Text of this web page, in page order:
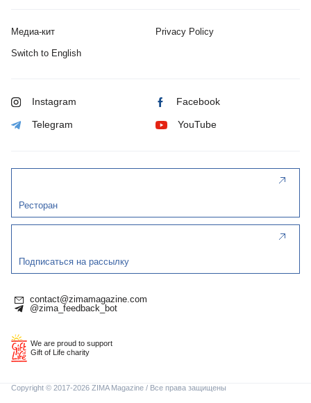
Медиа-кит Privacy Policy
Switch to English
Instagram Facebook
Telegram YouTube
Ресторан
Подписаться на рассылку
contact@zimamagazine.com
@zima_feedback_bot
We are proud to support
Gift of Life charity
Copyright © 2017-2026 ZIMA Magazine / Все права защищены